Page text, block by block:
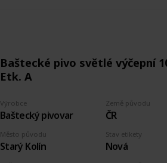
Baštecké pivo světlé výčepní
Etk. A
Výrobce
Baštecký pivovar
Země původu
ČR
Stav etikety
Nová
Město původu
Starý Kolín